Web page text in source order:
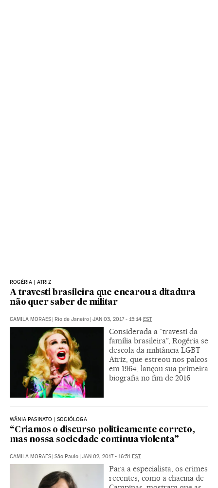
ROGÉRIA | ATRIZ
A travesti brasileira que encarou a ditadura
não quer saber de militar
CAMILA MORAES | Rio de Janeiro | JAN 03, 2017 - 15:14 EST
Considerada a “travesti da
família brasileira”, Rogéria se
descola da militância LGBT
Atriz, que estreou nos palcos
em 1964, lançou sua primeira
biografia no fim de 2016
WÂNIA PASINATO | SOCIÓLOGA
“Criamos o discurso politicamente correto,
mas nossa sociedade continua violenta”
CAMILA MORAES | São Paulo | JAN 02, 2017 - 16:51EST
Para a especialista, os crimes
recentes, como a chacina de